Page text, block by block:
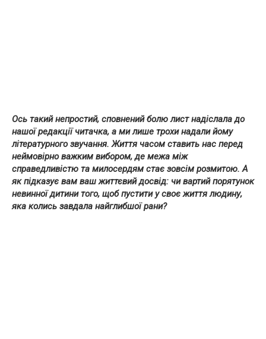
Ось такий непростий, сповнений болю лист надіслала до
нашої редакції читачка, а ми лише трохи надали йому
літературного звучання. Життя часом ставить нас перед
неймовірно важким вибором, де межа між
справедливістю та милосердям стає зовсім розмитою. А
як підказує вам ваш життєвий досвід: чи вартий порятунок
невинної дитини того, щоб пустити у своє життя людину,
яка колись завдала найглибшої рани?